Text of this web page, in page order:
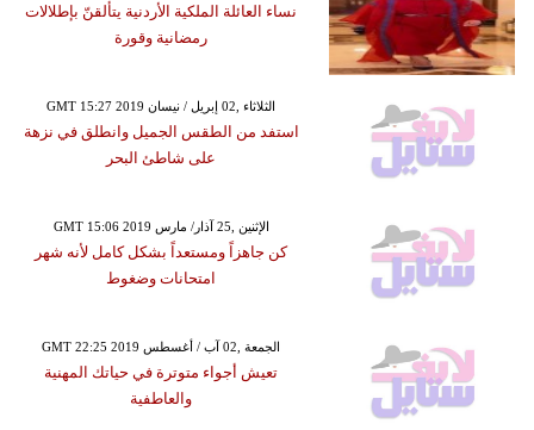
نساء العائلة الملكية الأردنية يتألقنّ بإطلالات
رمضانية وقورة
GMT 15:27 2019 الثلاثاء ,02 إبريل / نيسان
استفد من الطقس الجميل وانطلق في نزهة
على شاطئ البحر
GMT 15:06 2019 الإثنين ,25 آذار/ مارس
كن جاهزاً ومستعداً بشكل كامل لأنه شهر
امتحانات وضغوط
GMT 22:25 2019 الجمعة ,02 آب / أغسطس
تعيش أجواء متوترة في حياتك المهنية
والعاطفية